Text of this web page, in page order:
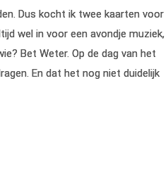
Dus kocht ik twee kaarten voor
wel in voor een avondje muziek,
Bet Weter. Op de dag van het
En dat het nog niet duidelijk